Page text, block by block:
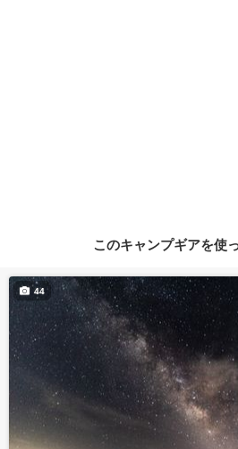
このキャンプギアを使
44